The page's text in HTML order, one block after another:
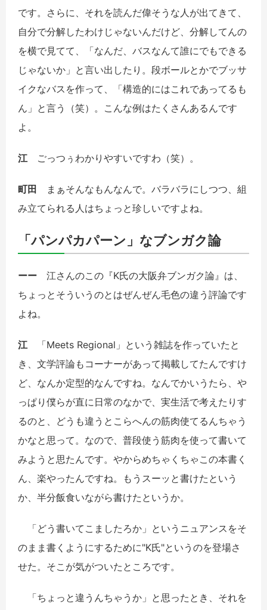
です。さらに、それを読んだ偉そうな人が出てきて、
自分で分解したわけじゃないんだけど、分解してんの
を横で見てて、「なんだ、バスなんて誰にでもできる
じゃないか」と言い出したり。段ボールとかでブッサ
イクなバスを作って、「構造的にはこれであってるも
ん」と言う（笑）。こんな例はたくさんあるんです
よ。
江 ごっつぅわかりやすいですわ（笑）。
町田 まぁそんなもんなんで。バラバラにしつつ、組
み立てられる人はちょっと珍しいですよね。
「パンパカパーン」なブンガク論
ーー 江さんのこの『K氏の大阪弁ブンガク論』は、
ちょっとそういうのとはぜんぜん毛色の違う評論です
よね。
江「Meets Regional」という雑誌を作っていたと
き、文学評論もコーナーがあって掲載してたんですけ
ど、なんか定型的なんですね。なんでかいうたら、や
っぱり僕らが直に日常のなかで、実生活で考えたりす
るのと、どうも違うとこらへんの筋肉使てるんちゃう
かなと思って。なので、普段使う筋肉を使って書いて
みようと思たんです。やからめちゃくちゃこの本書く
ん、楽やったんですね。もうスーッと書けたという
か、半分飯食いながら書けたというか。
「どう書いてこましたろか」というニュアンスをそ
のまま書くようにするために"K氏"というのを登場さ
せた。そこが気がついたところです。
「ちょっと違うんちゃうか」と思ったとき、それを